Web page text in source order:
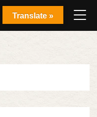
Translate »